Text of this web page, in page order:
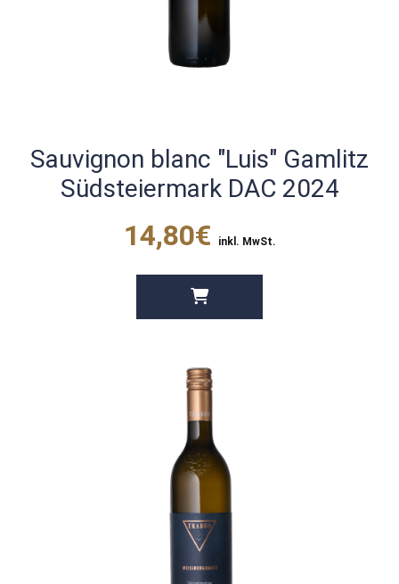
Sauvignon blanc "Luis" Gamlitz
Südsteiermark DAC 2024
14,80€ inkl. MwSt.